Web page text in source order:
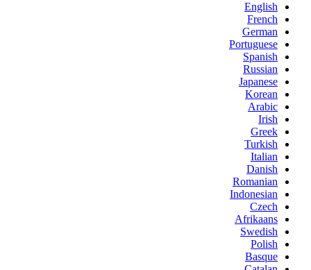
English
French
German
Portuguese
Spanish
Russian
Japanese
Korean
Arabic
Irish
Greek
Turkish
Italian
Danish
Romanian
Indonesian
Czech
Afrikaans
Swedish
Polish
Basque